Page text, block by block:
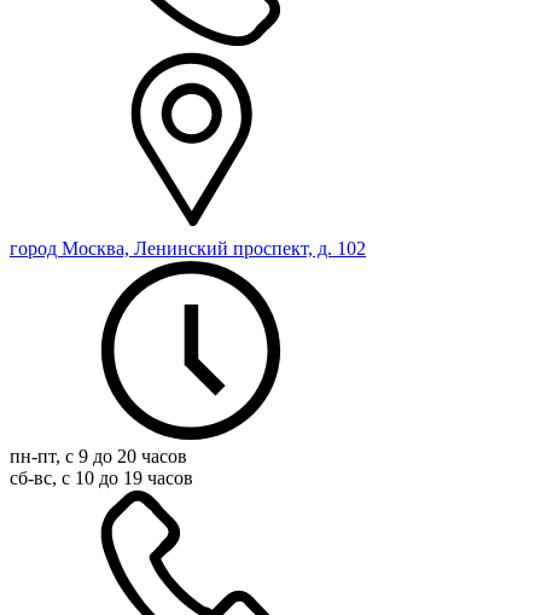
город Москва, Ленинский проспект, д. 102
пн-пт, с 9 до 20 часов
сб-вс, с 10 до 19 часов